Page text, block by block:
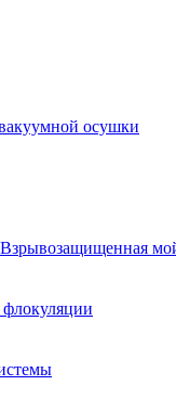
осушки
Взрывозащищенная
флокуляции